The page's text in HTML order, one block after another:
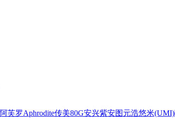
阿芙罗Aphrodite传美80G安兴紫安图元浩悠米(UMI)